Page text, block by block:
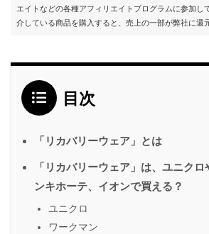
エイトなどの各種アフィリエイトプログラムに参加し
介している商品を購入すると、売上の一部が弊社に還
目次
「リカバリーウェア」とは
「リカバリーウェア」は、ユニク
ンキホーテ、イオンで買える？
ユニクロ
ワークマン